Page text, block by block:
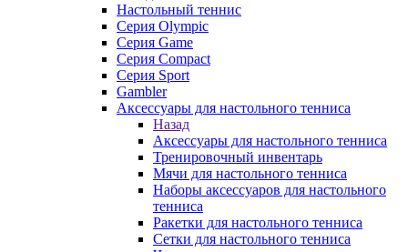
Настольный теннис
Серия Olympic
Серия Game
Серия Compact
Серия Sport
Gambler
Аксессуары для настольного тенниса
Назад
Аксессуары для настольного тенниса
Тренировочный инвентарь
Мячи для настольного тенниса
Наборы аксессуаров для настольного
тенниса
Ракетки для настольного тенниса
Сетки для настольного тенниса